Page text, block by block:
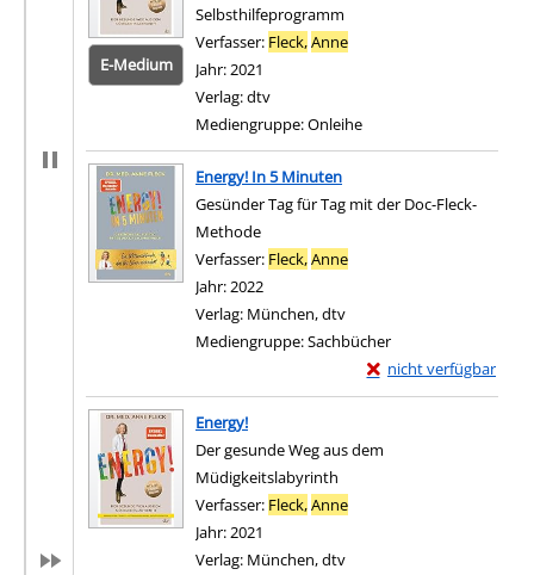
E-Medium
Selbsthilfeprogramm
Verfasser: Fleck,Anne
Jahr:2021
Verlag:dtv
Mediengruppe:Onleihe
Zum
Energy! In 5 Minuten
Gesünder Tag für Tag mit der Doc-Fleck-
Methode
Verfasser: Fleck,Anne
Jahr:2022
Verlag: München, dtv
Mediengruppe:Sachbücher
nicht verfügbar
Exemplar-Details von
Zum Download von
Energy!
Der gesunde Weg aus dem
Müdigkeitslabyrinth
Verfasser: Fleck,Anne
Jahr:2021
Verlag: München, dtv